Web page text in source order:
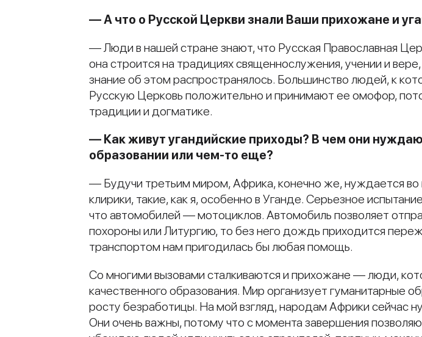
— А что о Русской Церкви знали Ваши прихожане и
— Люди в нашей стране знают, что Русская Православная
она строится на традициях священнослужения, учении и
знание об этом распространялось. Большинство людей, к
Русскую Церковь положительно и принимают ее омофор,
традиции и догматике.
— Как живут угандийские приходы? В чем они
образовании или чем-то еще?
— Будучи третьим миром, Африка, конечно же, нуждается во
клирики, такие, как я, особенно в Уганде. Серьезное
что автомобилей — мотоциклов. Автомобиль позволяет
похороны или Литургию, то без него дождь приходится
транспортом нам пригодилась бы любая помощь.
Со многими вызовами сталкиваются и прихожане — люди,
качественного образования. Мир организует гуманитарные
росту безработицы. На мой взгляд, народам Африки сейчас
Они очень важны, потому что с момента завершения